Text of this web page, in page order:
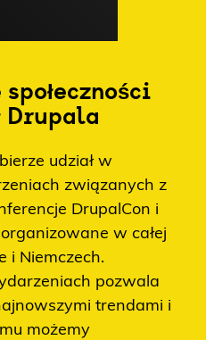
Drupala
udział w
związanych z
DrupalCon i
w całej
i Niemczech.
pozwala
trendami i
możemy